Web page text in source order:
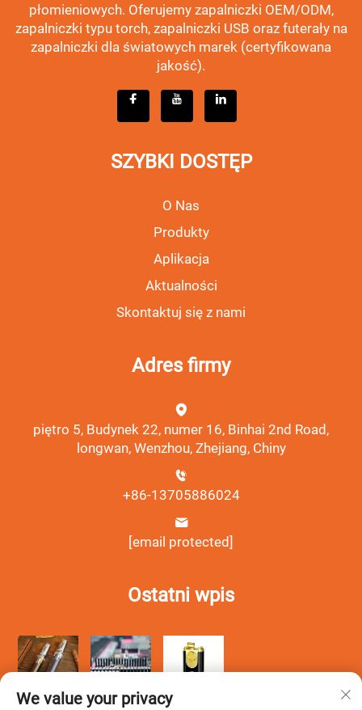
płomieniowych. Oferujemy zapalniczki OEM/ODM,
zapalniczki typu torch, zapalniczki USB oraz futerały na
zapalniczki dla światowych marek (certyfikowana
jakość).
SZYBKI DOSTĘP
O Nas
Produkty
Aplikacja
Aktualności
Skontaktuj się z nami
Adres firmy
piętro 5, Budynek 22, numer 16, Binhai 2nd Road,
longwan, Wenzhou, Zhejiang, Chiny
+86-13705886024
[email protected]
Ostatni wpis
We value your privacy